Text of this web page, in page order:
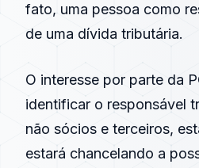
fato, uma pessoa como
de uma dívida tributária.
O interesse por parte da
identificar o responsável
não sócios e terceiros,
estará chancelando a